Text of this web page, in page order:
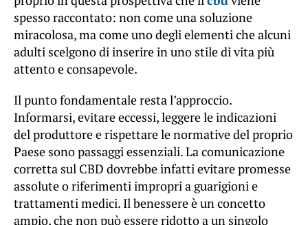
spesso raccontato: non come una soluzione
miracolosa, ma come uno degli elementi che alcuni
adulti scelgono di inserire in uno stile di vita più
attento e consapevole.
Il punto fondamentale resta l’approccio.
Informarsi, evitare eccessi, leggere le indicazioni
del produttore e rispettare le normative del proprio
Paese sono passaggi essenziali. La comunicazione
corretta sul CBD dovrebbe infatti evitare promesse
assolute o riferimenti impropri a guarigioni e
trattamenti medici. Il benessere è un concetto
ampio, che non può essere ridotto a un singolo